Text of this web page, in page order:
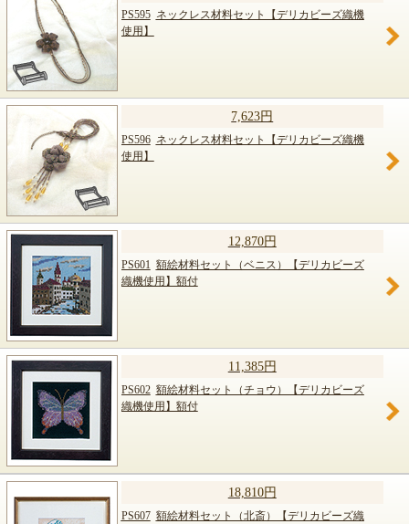
PS595 ネックレス材料セット【デリカビーズ織機
使用】
7,623円
PS596 ネックレス材料セット【デリカビーズ織機
使用】
12,870円
PS601 額絵材料セット（ベニス）【デリカビーズ
織機使用】額付
11,385円
PS602 額絵材料セット（チョウ）【デリカビーズ
織機使用】額付
18,810円
PS607 額絵材料セット（北斎）【デリカビーズ織